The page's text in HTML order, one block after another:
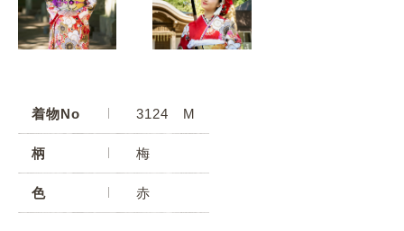
着物No 3124 M
柄 梅
色 赤